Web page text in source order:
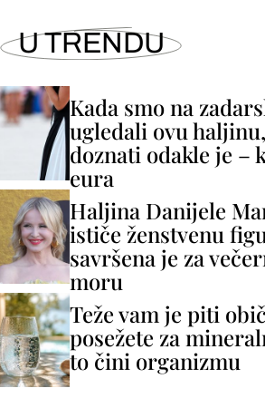
U TRENDU
Kada smo na
ugledali ovu
doznati odakle je –
eura
Haljina Danijele
ističe ženstvenu
savršena je za
moru
Teže vam je piti
posežete za
to čini organizmu